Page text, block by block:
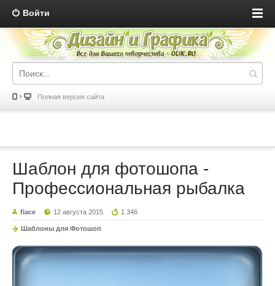
Войти
Полная версия сайта
Шаблон для фотошопа -
Профессиональная рыбалка
fiace 12 августа 2015 1 346
Шаблоны для Фотошоп